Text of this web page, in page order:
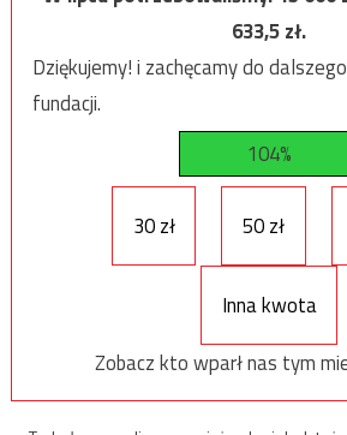
633,5zł.
Dziękujemy! i zachęcamy do
fundacji.
104%
30 zł 50 zł
Inna kwota
Zobacz kto wparł nas tym